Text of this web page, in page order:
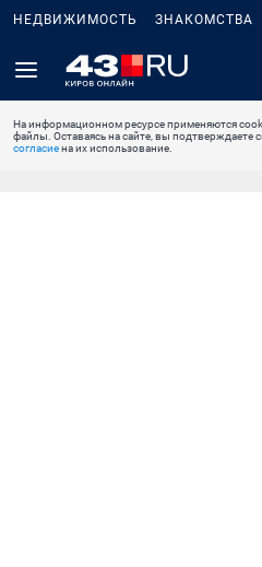
НЕДВИЖИМОСТЬ ЗНАКОМСТВА
На информационном ресурсе применяются
файлы. Оставаясь на сайте, вы подтверждаете
согласиена их использование.